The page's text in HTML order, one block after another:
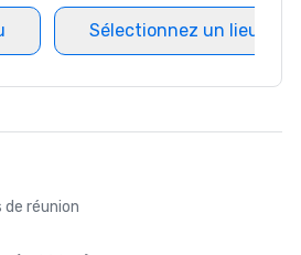
Sélectionnez un lieu
de réunion